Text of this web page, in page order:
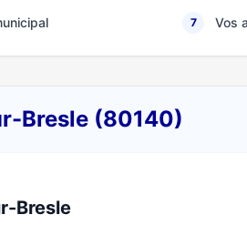
7 Vos
Bresle (80140)
Bresle